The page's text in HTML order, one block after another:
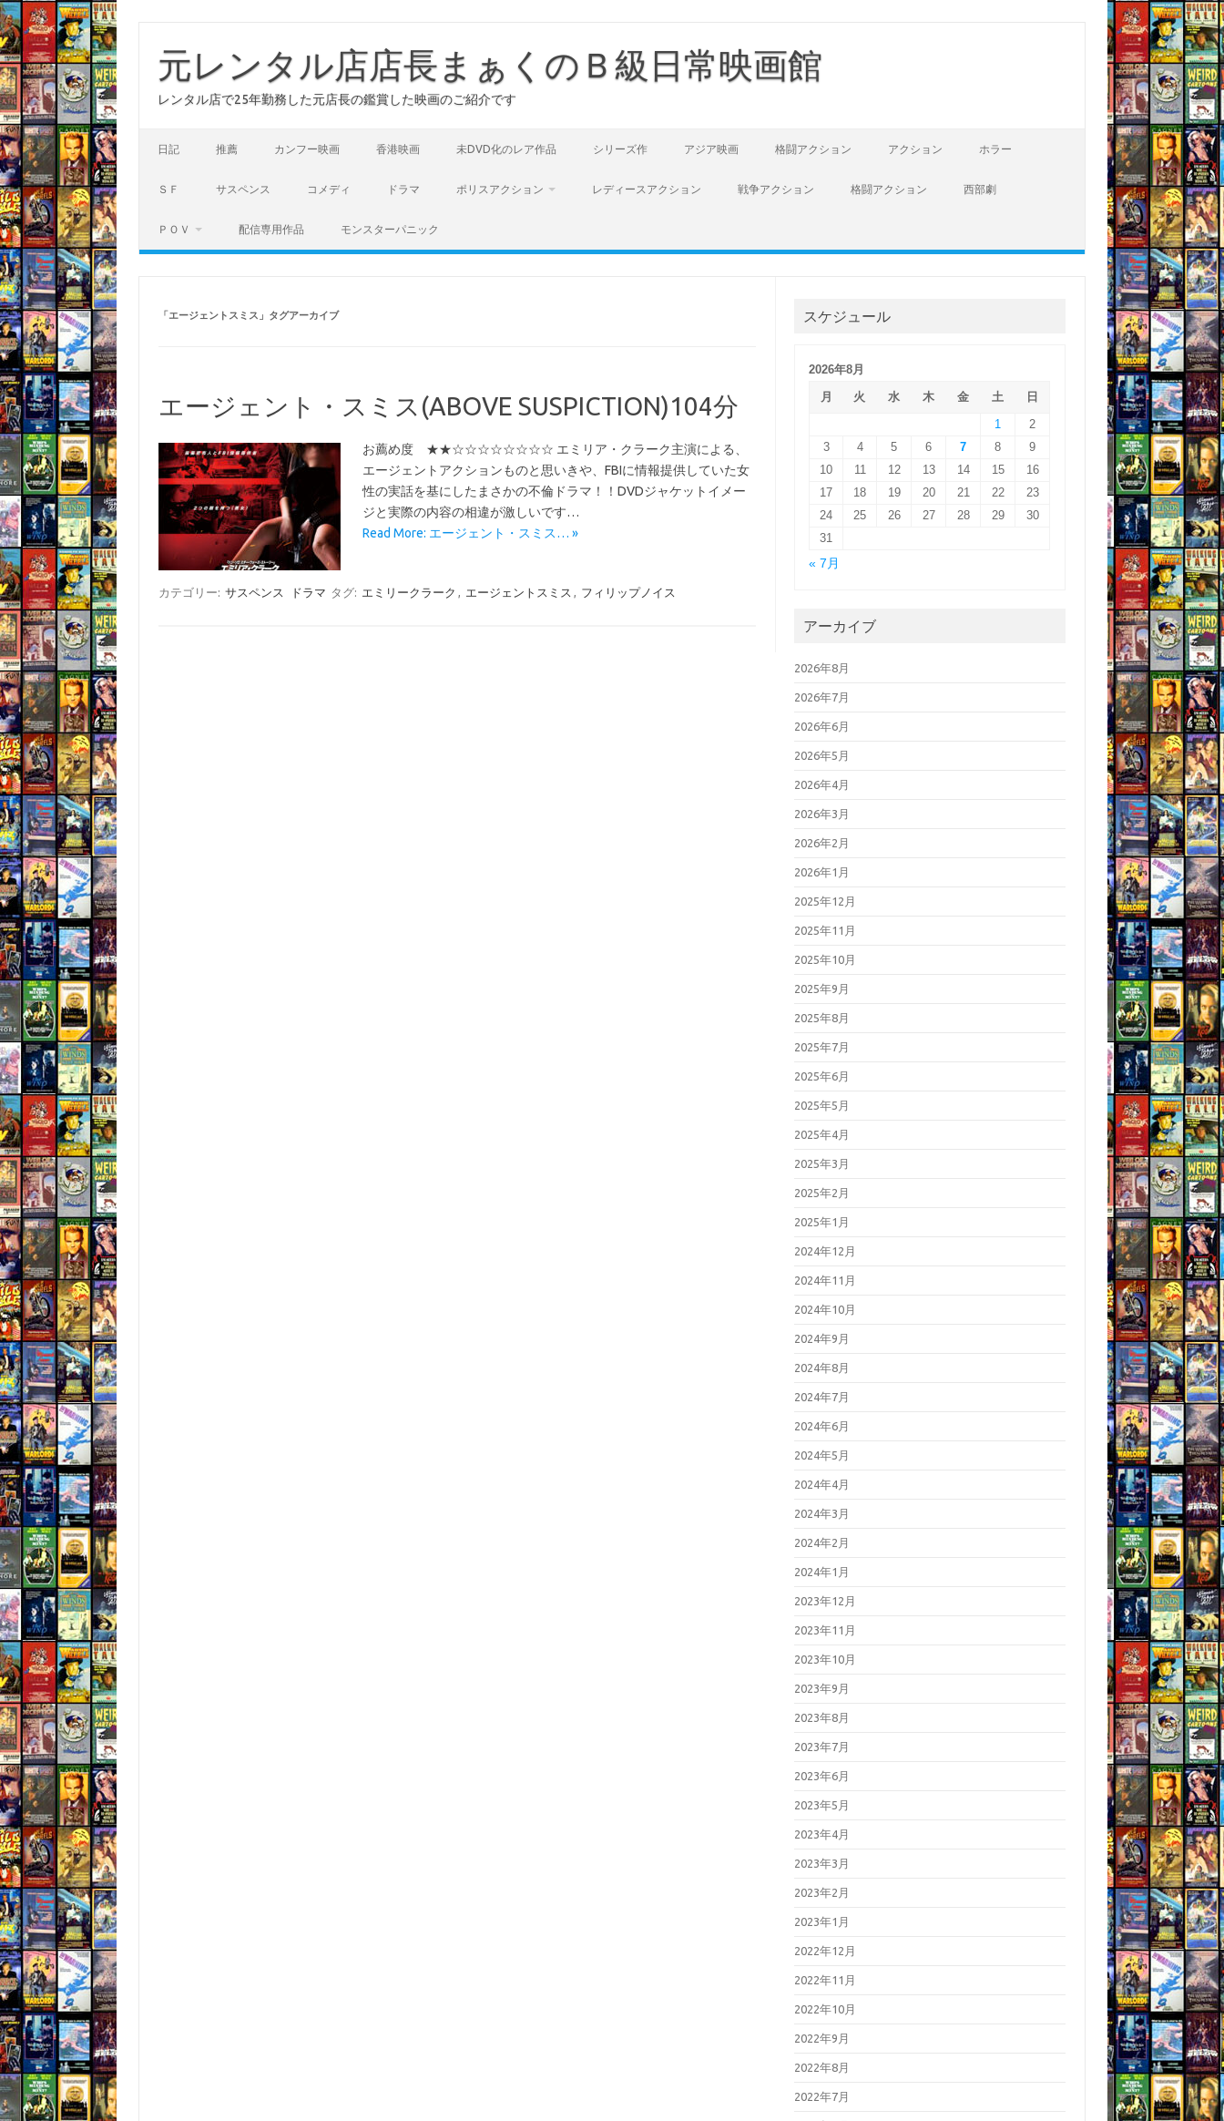
元レンタル店店長まぁくのＢ級日常映画館
レンタル店で25年勤務した元店長の鑑賞した映画のご紹介です
日記 推薦 カンフー映画 香港映画 未DVD化のレア作品 シリーズ作 アジア映画 格闘アクション アクション ホラー
ＳＦ サスペンス コメディ ドラマ ポリスアクション レディースアクション 戦争アクション 格闘アクション 西部劇
ＰＯＶ 配信専用作品 モンスターパニック
「エージェントスミス 」タグアーカイブ
エージェント・スミス(ABOVE SUSPICTION)104分
お薦め度 ★★☆☆☆☆☆☆☆☆ エミリア・クラーク主演による、
エージェントアクションものと思いきや、FBIに情報提供していた女
性の実話を基にしたまさかの不倫ドラマ！！DVDジャケットイメー
ジと実際の内容の相違が激しいです…
Read More: エージェント・スミス… »
カテゴリー: サスペンス ドラマ タグ: エミリークラーク , エージェントスミス , フィリップノイス
スケジュール
2026年8月
月
火 水 木 金 土
日
1
2
3
4 5 6 7 8
9
10
11 12 13 14 15
16
17
18 19 20 21 22
23
24
25 26 27 28 29
30
31
« 7月
アーカイブ
2026年8月
2026年7月
2026年6月
2026年5月
2026年4月
2026年3月
2026年2月
2026年1月
2025年12月
2025年11月
2025年10月
2025年9月
2025年8月
2025年7月
2025年6月
2025年5月
2025年4月
2025年3月
2025年2月
2025年1月
2024年12月
2024年11月
2024年10月
2024年9月
2024年8月
2024年7月
2024年6月
2024年5月
2024年4月
2024年3月
2024年2月
2024年1月
2023年12月
2023年11月
2023年10月
2023年9月
2023年8月
2023年7月
2023年6月
2023年5月
2023年4月
2023年3月
2023年2月
2023年1月
2022年12月
2022年11月
2022年10月
2022年9月
2022年8月
2022年7月